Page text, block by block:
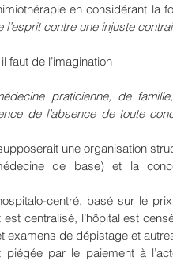
en considérant la
contre une injuste
faut de l’imagination
praticienne, de
de l’absence de toute
une organisation
de base) et la
centré, basé sur le
centralisé, l’hôpital est
examens de dépistage et
par le paiement à